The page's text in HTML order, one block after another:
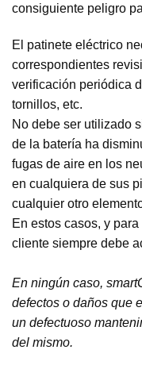
consiguiente peligro
El patinete eléctrico
correspondientes
verificación periódica
tornillos, etc.
No debe ser utilizado
de la batería ha
fugas de aire en los
en cualquiera de sus
cualquier otro
En estos casos, y
cliente siempre debe
En ningún caso,
defectos o daños que
un defectuoso
del mismo.